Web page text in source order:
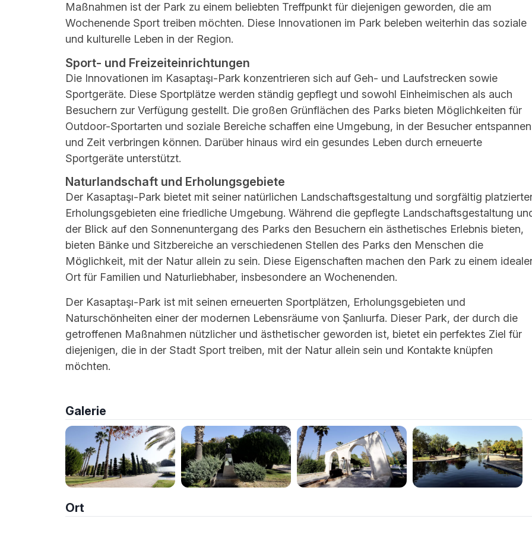
Maßnahmen ist der Park zu einem beliebten Treffpunkt für diejenigen geworden, die am
Wochenende Sport treiben möchten. Diese Innovationen im Park beleben weiterhin das soziale
und kulturelle Leben in der Region.
Sport- und Freizeiteinrichtungen
Die Innovationen im Kasaptaşı-Park konzentrieren sich auf Geh- und Laufstrecken sowie
Sportgeräte. Diese Sportplätze werden ständig gepflegt und sowohl Einheimischen als auch
Besuchern zur Verfügung gestellt. Die großen Grünflächen des Parks bieten Möglichkeiten für
Outdoor-Sportarten und soziale Bereiche schaffen eine Umgebung, in der Besucher entspannen
und Zeit verbringen können. Darüber hinaus wird ein gesundes Leben durch erneuerte
Sportgeräte unterstützt.
Naturlandschaft und Erholungsgebiete
Der Kasaptaşı-Park bietet mit seiner natürlichen Landschaftsgestaltung und sorgfältig
Erholungsgebieten eine friedliche Umgebung. Während die gepflegte Landschaftsgestaltung
der Blick auf den Sonnenuntergang des Parks den Besuchern ein ästhetisches Erlebnis bieten,
bieten Bänke und Sitzbereiche an verschiedenen Stellen des Parks den Menschen die
Möglichkeit, mit der Natur allein zu sein. Diese Eigenschaften machen den Park zu einem
Ort für Familien und Naturliebhaber, insbesondere an Wochenenden.
Der Kasaptaşı-Park ist mit seinen erneuerten Sportplätzen, Erholungsgebieten und
Naturschönheiten einer der modernen Lebensräume von Şanlıurfa. Dieser Park, der durch die
getroffenen Maßnahmen nützlicher und ästhetischer geworden ist, bietet ein perfektes Ziel für
diejenigen, die in der Stadt Sport treiben, mit der Natur allein sein und Kontakte knüpfen
möchten.
Galerie
Ort